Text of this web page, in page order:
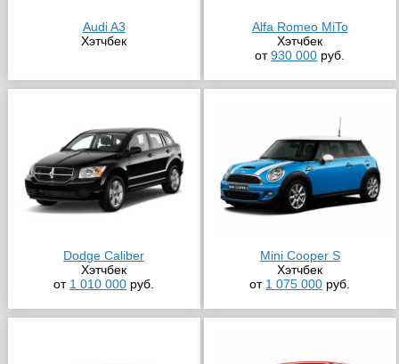
Audi A3
Хэтчбек
Alfa Romeo MiTo
Хэтчбек
от930 000 руб.
Dodge Caliber
Хэтчбек
от 1 010 000 руб.
Mini Cooper S
Хэтчбек
от 1 075 000 руб.